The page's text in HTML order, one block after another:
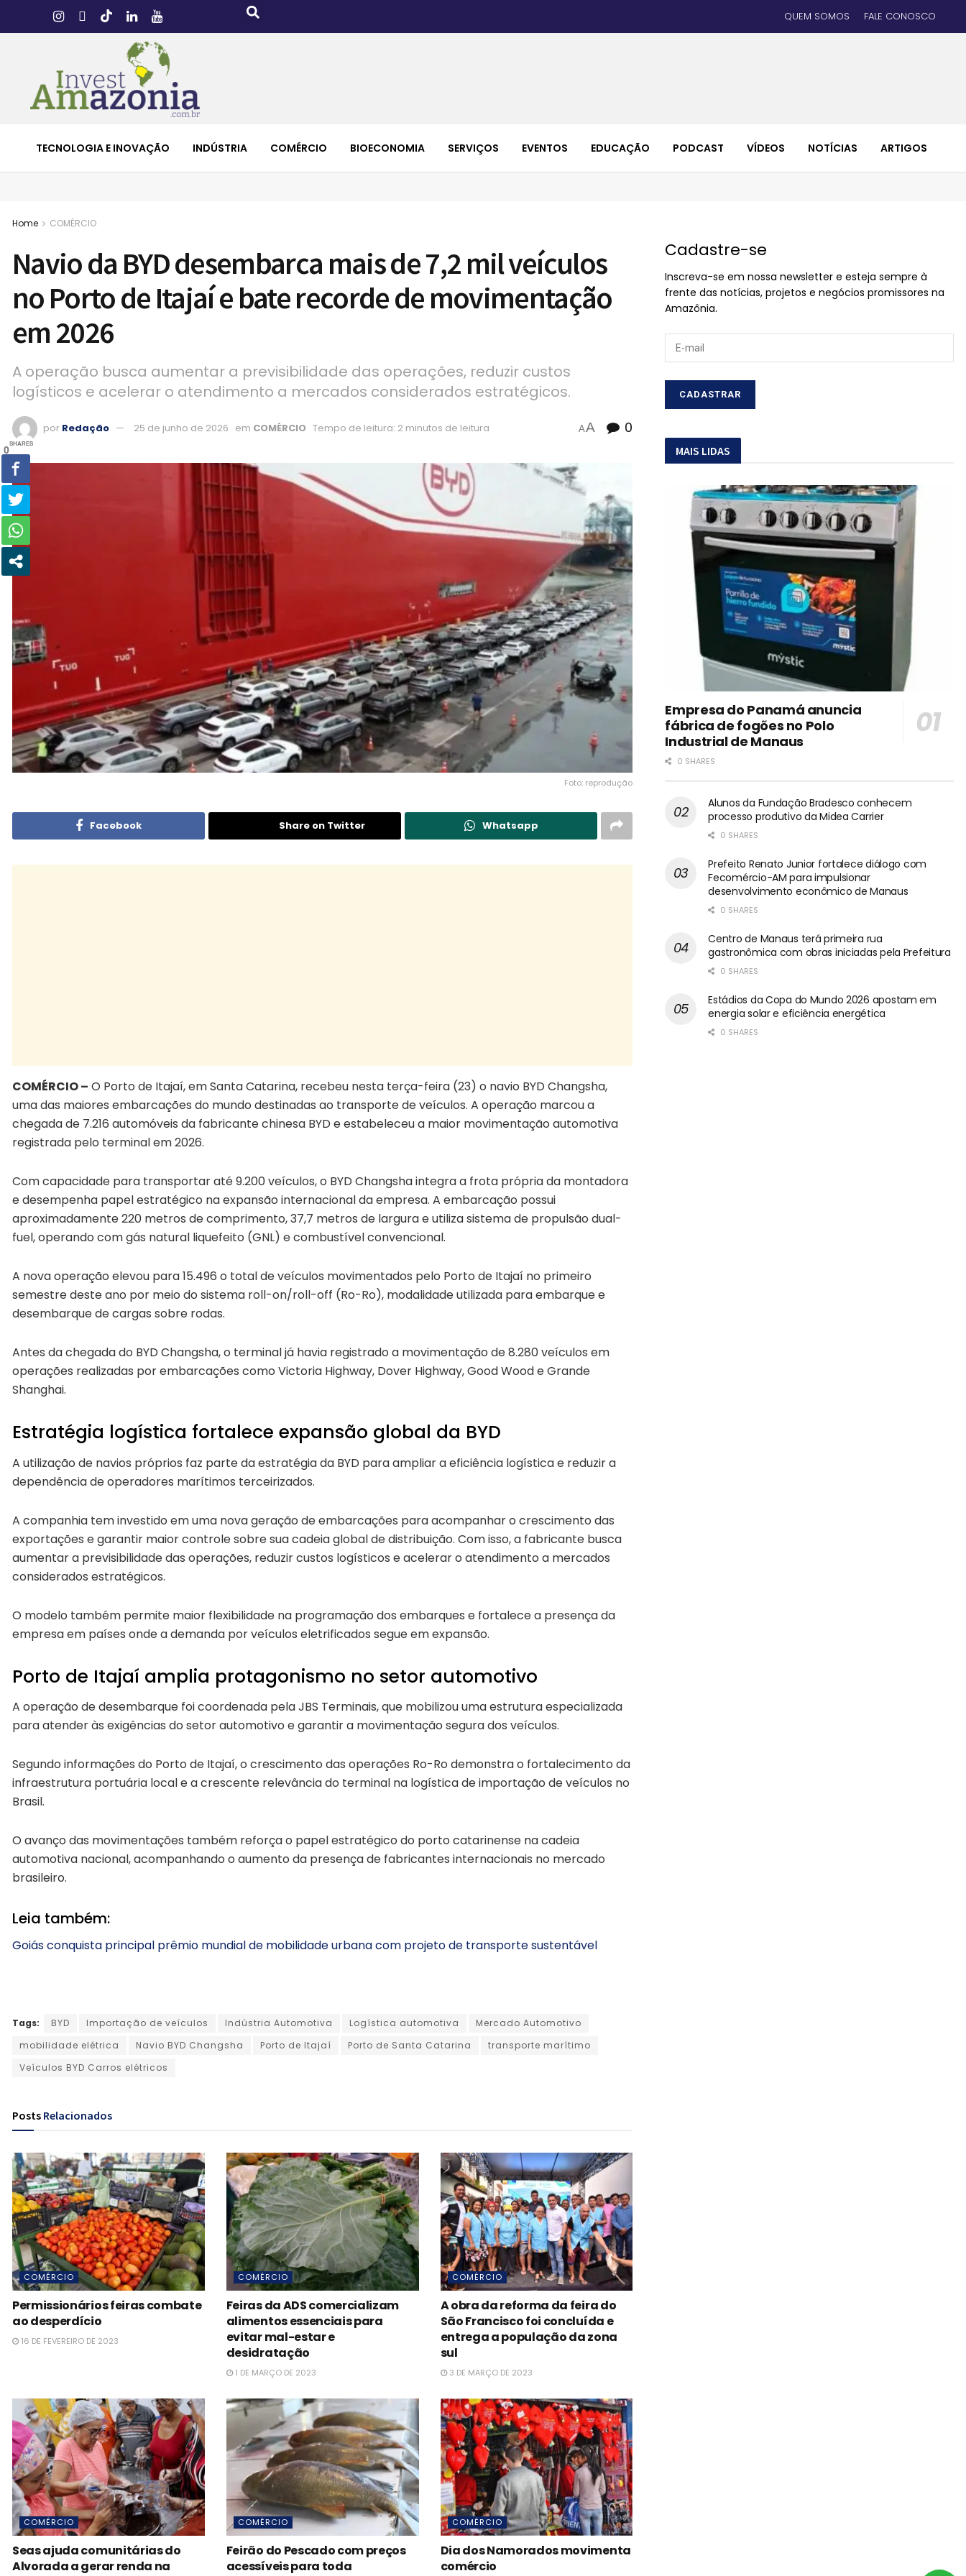
QUEM SOMOS FALE CONOSCO
TECNOLOGIA E INOVAÇÃO INDÚSTRIA COMÉRCIO BIOECONOMIA SERVIÇOS EVENTOS EDUCAÇÃO PODCAST VÍDEOS NOTÍCIAS ARTIGOS
Home COMÉRCIO
Navio da BYD desembarca mais de 7,2 mil veículos
no Porto de Itajaí e bate recorde de movimentação
em 2026
A operação busca aumentar a previsibilidade das operações, reduzir custos
logísticos e acelerar o atendimento a mercados considerados estratégicos.
por Redação 25 de junho de 2026 em COMÉRCIO Tempo de leitura: 2 minutos de leitura AA 0
Foto: reprodução
Facebook Share on Twitter Whatsapp
COMÉRCIO – O Porto de Itajaí, em Santa Catarina, recebeu nesta terça-feira (23) o navio BYD Changsha,
uma das maiores embarcações do mundo destinadas ao transporte de veículos. A operação marcou a
chegada de 7.216 automóveis da fabricante chinesa BYD e estabeleceu a maior movimentação automotiva
registrada pelo terminal em 2026.
Com capacidade para transportar até 9.200 veículos, o BYD Changsha integra a frota própria da montadora
e desempenha papel estratégico na expansão internacional da empresa. A embarcação possui
aproximadamente 220 metros de comprimento, 37,7 metros de largura e utiliza sistema de propulsão dual-
fuel, operando com gás natural liquefeito (GNL) e combustível convencional.
A nova operação elevou para 15.496 o total de veículos movimentados pelo Porto de Itajaí no primeiro
semestre deste ano por meio do sistema roll-on/roll-off (Ro-Ro), modalidade utilizada para embarque e
desembarque de cargas sobre rodas.
Antes da chegada do BYD Changsha, o terminal já havia registrado a movimentação de 8.280 veículos em
operações realizadas por embarcações como Victoria Highway, Dover Highway, Good Wood e Grande
Shanghai.
Estratégia logística fortalece expansão global da BYD
A utilização de navios próprios faz parte da estratégia da BYD para ampliar a eficiência logística e reduzir a
dependência de operadores marítimos terceirizados.
A companhia tem investido em uma nova geração de embarcações para acompanhar o crescimento das
exportações e garantir maior controle sobre sua cadeia global de distribuição. Com isso, a fabricante busca
aumentar a previsibilidade das operações, reduzir custos logísticos e acelerar o atendimento a mercados
considerados estratégicos.
O modelo também permite maior flexibilidade na programação dos embarques e fortalece a presença da
empresa em países onde a demanda por veículos eletrificados segue em expansão.
Porto de Itajaí amplia protagonismo no setor automotivo
A operação de desembarque foi coordenada pela JBS Terminais, que mobilizou uma estrutura especializada
para atender às exigências do setor automotivo e garantir a movimentação segura dos veículos.
Segundo informações do Porto de Itajaí, o crescimento das operações Ro-Ro demonstra o fortalecimento da
infraestrutura portuária local e a crescente relevância do terminal na logística de importação de veículos no
Brasil.
O avanço das movimentações também reforça o papel estratégico do porto catarinense na cadeia
automotiva nacional, acompanhando o aumento da presença de fabricantes internacionais no mercado
brasileiro.
Leia também:
Goiás conquista principal prêmio mundial de mobilidade urbana com projeto de transporte sustentável
Tags: BYD Importação de veículos Indústria Automotiva Logística automotiva
Mercado Automotivo
mobilidade elétrica
Navio BYD Changsha Porto de Itajaí Porto de Santa Catarina
transporte marítimo
Veículos BYD Carros elétricos
Posts Relacionados
COMÉRCIO
Permissionários feiras combate
ao desperdício
16 DE FEVEREIRO DE 2023
COMÉRCIO
Feiras da ADS comercializam
alimentos essenciais para
evitar mal-estar e
desidratação
1 DE MARÇO DE 2023
COMÉRCIO
A obra da reforma da feira do
São Francisco foi concluída e
entrega a população da zona
sul
3 DE MARÇO DE 2023
COMÉRCIO
Seas ajuda comunitárias do
Alvorada a gerar renda na
COMÉRCIO
Feirão do Pescado com preços
acessíveis para toda
COMÉRCIO
Dia dos Namorados movimenta
comércio
Cadastre-se
Inscreva-se em nossa newsletter e esteja sempre à
frente das notícias, projetos e negócios promissores na
Amazônia.
MAIS LIDAS
Empresa do Panamá anuncia
fábrica de fogões no Polo
Industrial de Manaus
0 SHARES
Alunos da Fundação Bradesco conhecem
processo produtivo da Midea Carrier
0 SHARES
Prefeito Renato Junior fortalece diálogo com
Fecomércio-AM para impulsionar
desenvolvimento econômico de Manaus
0 SHARES
Centro de Manaus terá primeira rua
gastronômica com obras iniciadas pela Prefeitura
0 SHARES
Estádios da Copa do Mundo 2026 apostam em
energia solar e eficiência energética
0 SHARES
0
SHARES